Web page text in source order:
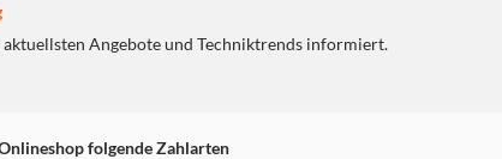
aktuellsten Angebote und Techniktrends informiert.
folgende Zahlarten